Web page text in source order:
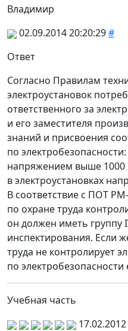
Владимир
02.09.2014 20:20:29#
Ответ
Согласно Правилам
электроустановок
ответственного за
и его заместителя
знаний и присвоения
по
напряжением выше 1000
в электроустановках
В соответствие с ПОТ
по охране труда
он должен иметь группу
инспектирования. Если
труда не контролирует
по
Учебная часть